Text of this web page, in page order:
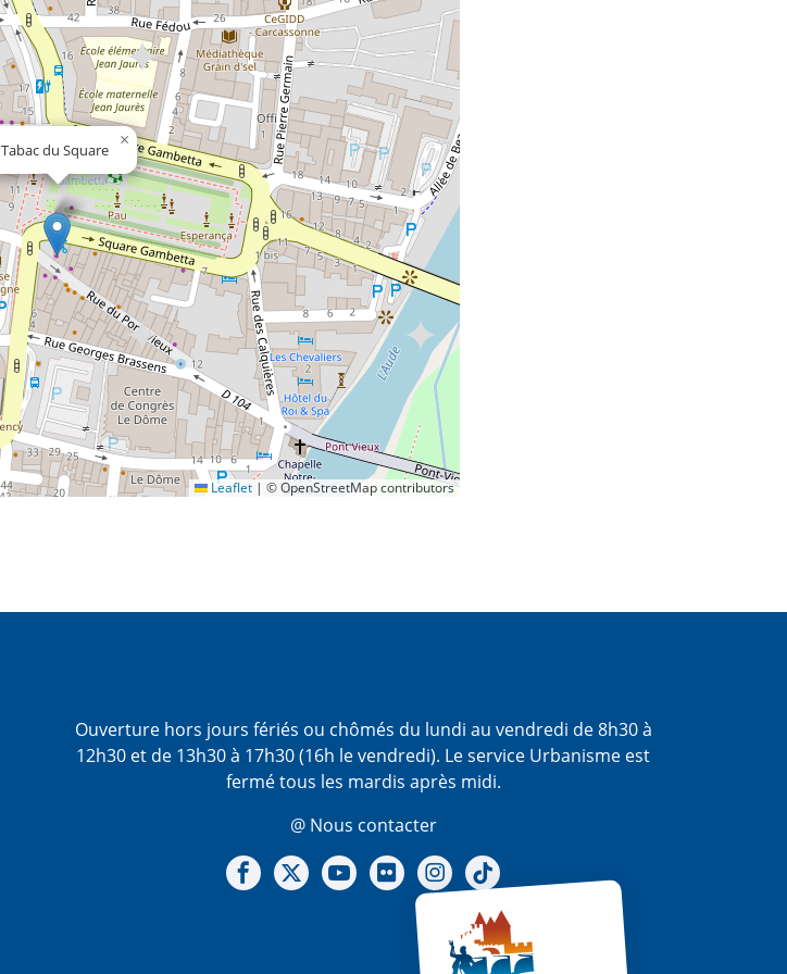
Tabac du Square ×
Leaflet | © OpenStreetMap contributors
Ouverture hors jours fériés ou chômés du lundi au vendredi de 8h30 à
12h30 et de 13h30 à 17h30 (16h le vendredi). Le service Urbanisme est
fermé tous les mardis après midi.
@ Nous contacter
Notre Facebook
Notre X - (twitter)
Notre chaine Youtube
Notre Gallerie sur Flickr
Notre Instagram